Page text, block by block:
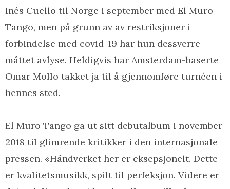
Inés Cuello til Norge i september med El Muro
Tango, men på grunn av av restriksjoner i
forbindelse med covid-19 har hun dessverre
måttet avlyse. Heldigvis har Amsterdam-baserte
Omar Mollo takket ja til å gjennomføre turnéen i
hennes sted.
El Muro Tango ga ut sitt debutalbum i november
2018 til glimrende kritikker i den internasjonale
pressen. «Håndverket her er eksepsjonelt. Dette
er kvalitetsmusikk, spilt til perfeksjon. Videre er